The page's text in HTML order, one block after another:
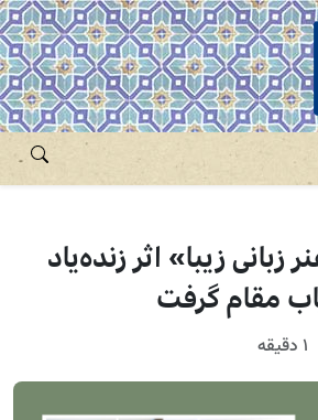
زیبا» اثر زنده‌یاد
مقام گرفت
1 دقیقه